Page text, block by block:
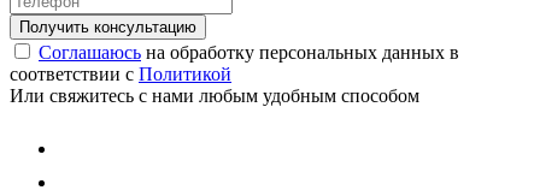
Соглашаюсь на обработку персональных данных в
соответствии с Политикой
Или свяжитесь с нами любым удобным способом